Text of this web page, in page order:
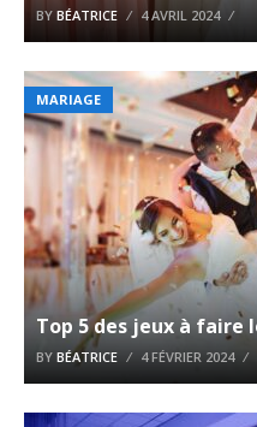
BY BÉATRICE 4 AVRIL 2024
MARIAGE
Top 5 des jeux à faire
BY BÉATRICE 4 FÉVRIER 2024